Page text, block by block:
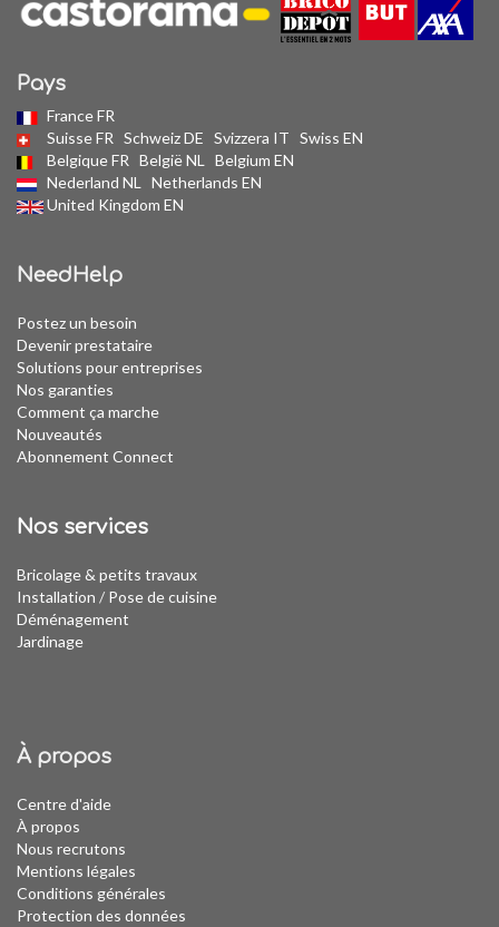
Pays
France FR
Suisse FR Schweiz DE Svizzera IT Swiss EN
Belgique FR België NL
Belgium EN
Nederland NL
Netherlands EN
United Kingdom EN
NeedHelp
Postez un besoin
Devenir prestataire
Solutions pour entreprises
Nos garanties
Comment ça marche
Nouveautés
Abonnement Connect
Nos services
Bricolage & petits travaux
Installation / Pose de cuisine
Déménagement
Jardinage
À propos
Centre d'aide
À propos
Nous recrutons
Mentions légales
Conditions générales
Protection des données